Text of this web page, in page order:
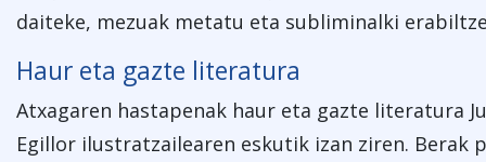
daiteke, mezuak metatu eta subliminalki
Haur eta gazte literatura
Atxagaren hastapenak haur eta gazte literatura
Egillor ilustratzailearen eskutik izan ziren. Berak